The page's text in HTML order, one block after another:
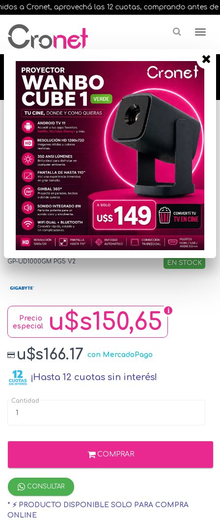
a Cronet, aprovechá las 12 cuotas, comprando antes de
🔥🔥🔥 12 cuotas, en todos nuestros artículos,
comprando antes de las 13 hrs. envíos en el
día 🔥🔥🔥
Inicio ENERGIA FUENTES
* Las imágenes se exhiben con fines ilustrativos.
FUENTE 80 PLUS
UD1000GM PG5 V2
GP-UD1000GM PG5 V2 EN STOCK
u$s150,65
Precio
especial
u$s166.17 con MercadoPago
¡Hasta 12 cuotas sin interés!
Cantidad
COMPRAR
CONSULTAR
* ⚡ PRODUCTO DISPONIBLE SOLO PARA COMPRA
ONLINE